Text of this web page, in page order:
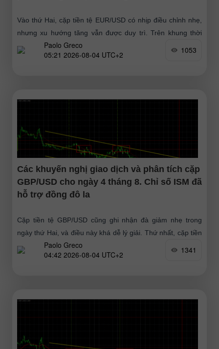
Vào thứ Hai, cặp tiền tệ EUR/USD có nhịp điều chỉnh nhẹ,
nhưng xu hướng tăng vẫn được duy trì. Trên khung thời
gian H1, có thể thấy
Paolo Greco
05:21 2026-08-04 UTC+2
1053
Các khuyến nghị giao dịch và phân tích cặp
GBP/USD cho ngày 4 tháng 8. Chỉ số ISM đã
hỗ trợ đồng đô la
Cặp tiền tệ GBP/USD cũng ghi nhận đà giảm nhẹ trong
ngày thứ Hai, và điều này khá dễ lý giải. Thứ nhất, cặp tiền
đã tăng trưởng mạnh
Paolo Greco
04:42 2026-08-04 UTC+2
1341